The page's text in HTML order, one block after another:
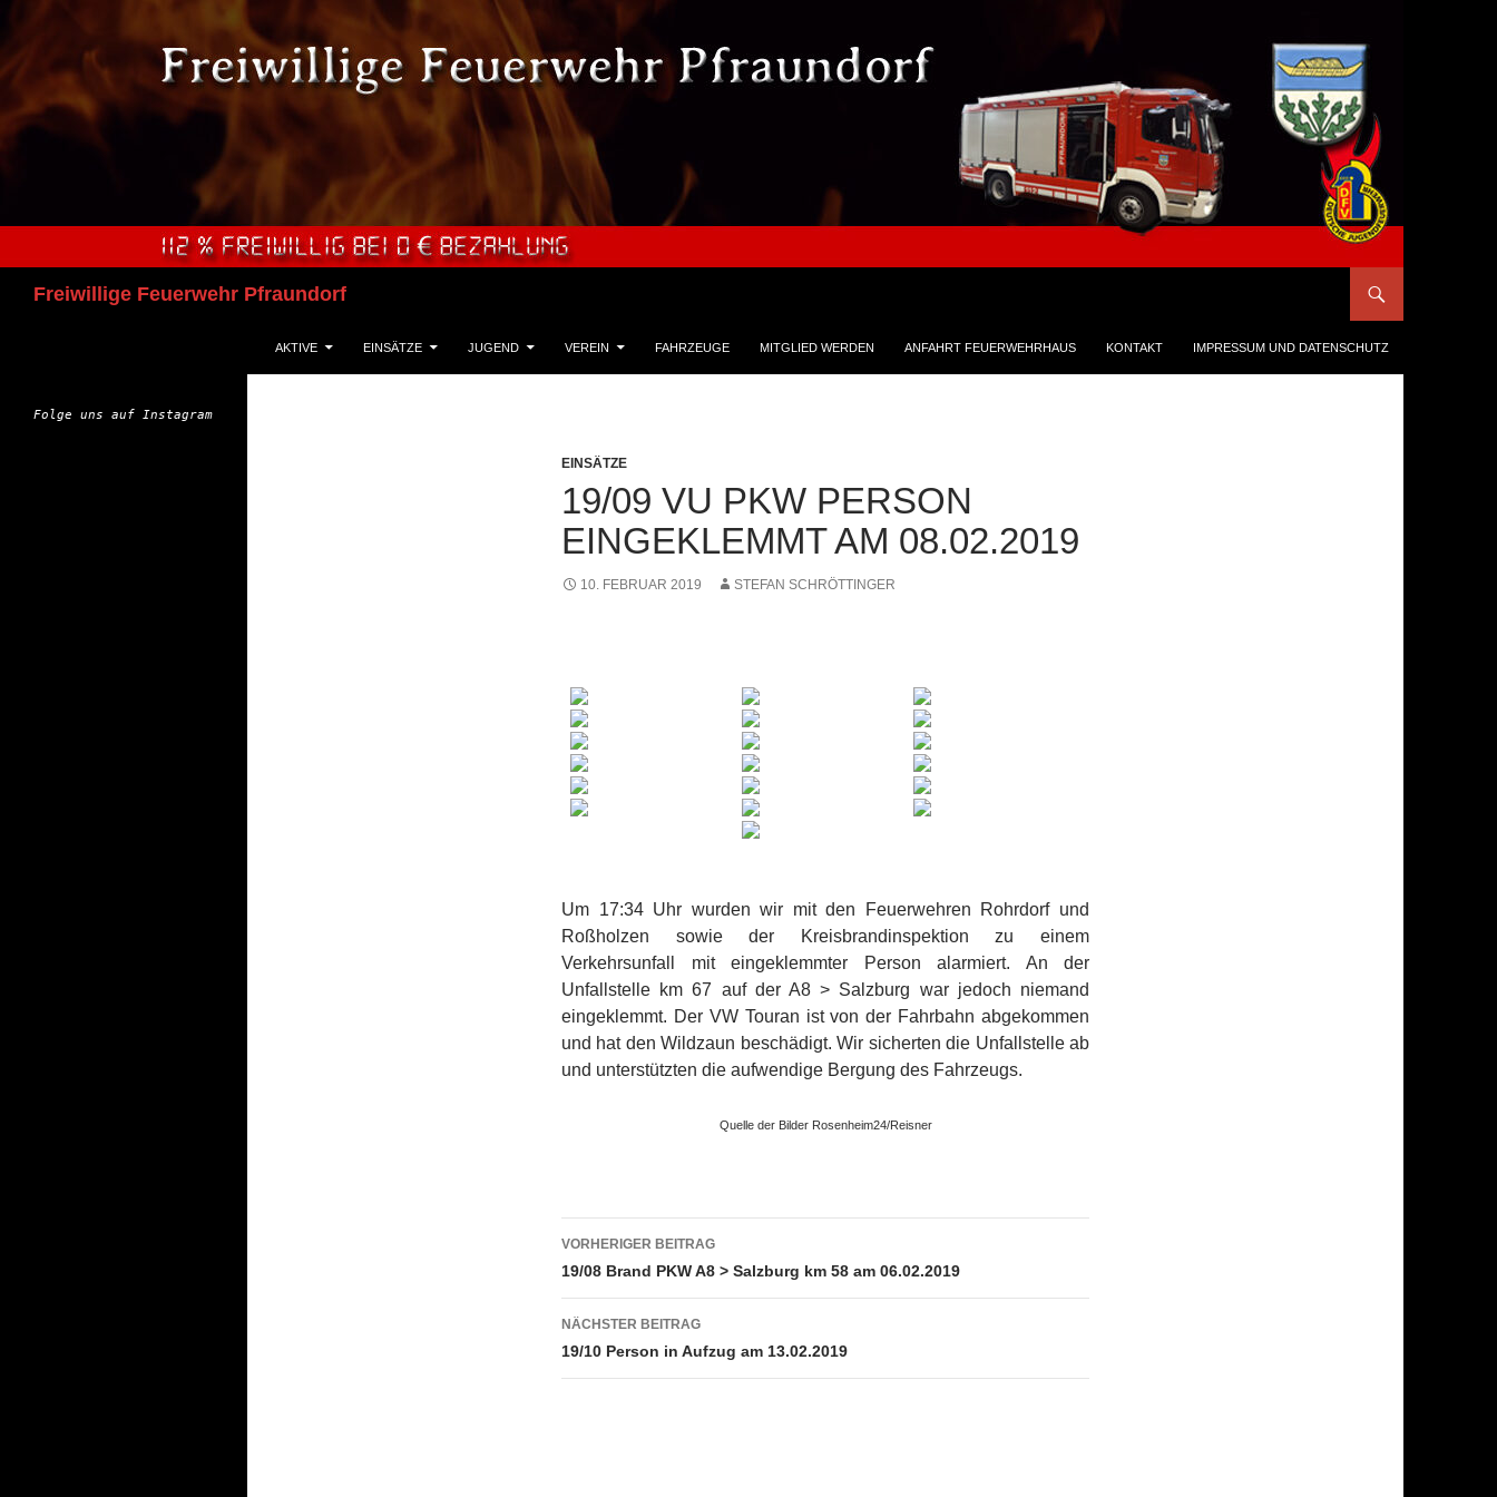
springen
Freiwillige Feuerwehr Pfraundorf
AKTIVE EINSÄTZE JUGEND VEREIN FAHRZEUGE MITGLIED WERDEN ANFAHRT FEUERWEHRHAUS KONTAKT IMPRESSUM UND DATENSCHUTZ
EINSÄTZE
19/09 VU PKW PERSON
EINGEKLEMMT AM 08.02.2019
10. FEBRUAR 2019 STEFAN SCHRÖTTINGER
Um 17:34 Uhr wurden wir mit den Feuerwehren Rohrdorf und
Roßholzen sowie der Kreisbrandinspektion zu einem
Verkehrsunfall mit eingeklemmter Person alarmiert. An der
Unfallstelle km 67 auf der A8 > Salzburg war jedoch niemand
eingeklemmt. Der VW Touran ist von der Fahrbahn abgekommen
und hat den Wildzaun beschädigt. Wir sicherten die Unfallstelle ab
und unterstützten die aufwendige Bergung des Fahrzeugs.
Quelle der Bilder Rosenheim24/Reisner
Beitragsnavigation
VORHERIGER BEITRAG
19/08 Brand PKW A8 > Salzburg km 58 am 06.02.2019
NÄCHSTER BEITRAG
19/10 Person in Aufzug am 13.02.2019
Folge uns auf Instagram